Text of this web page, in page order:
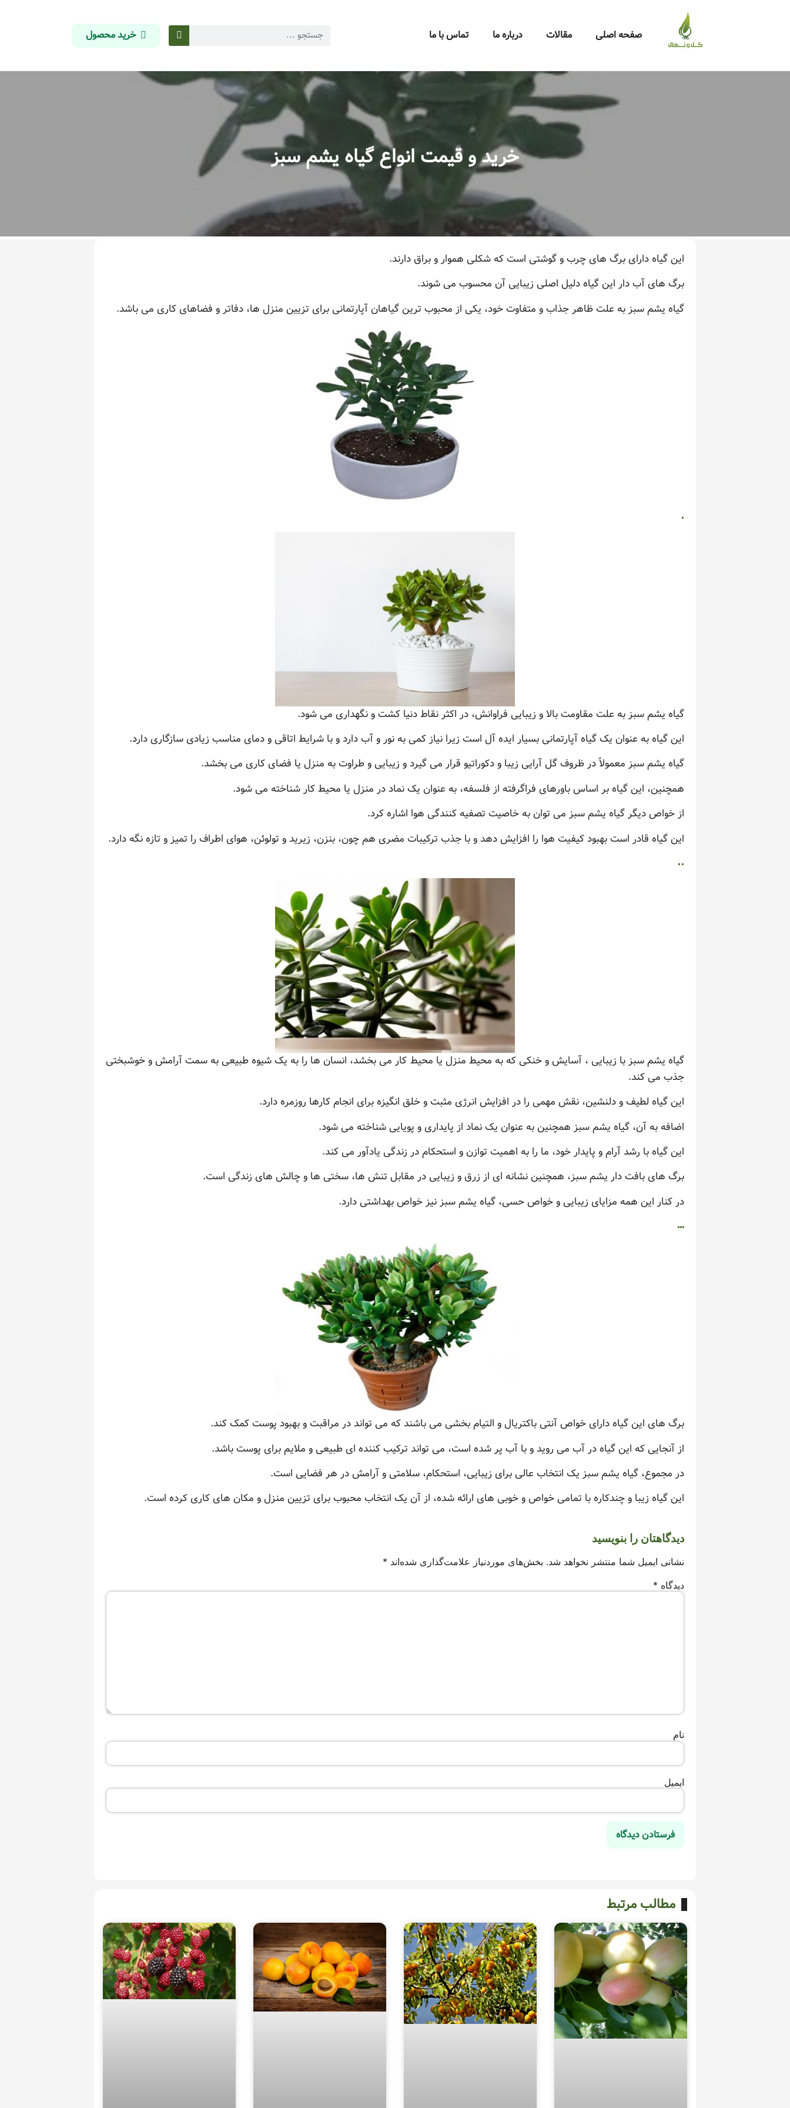
صفحه اصلی مقالات درباره ما تماس با ما خرید محصول
خرید و قیمت انواع گیاه یشم سبز
این گیاه دارای برگ های چرب و گوشتی است که شکلی هموار و براق دارند.
برگ های آب دار این گیاه دلیل اصلی زیبایی آن محسوب می شوند.
گیاه یشم سبز به علت ظاهر جذاب و متفاوت خود، یکی از محبوب ترین گیاهان آپارتمانی برای تزیین منزل ها، دفاتر و فضاهای کاری می باشد.
.
گیاه یشم سبز به علت مقاومت بالا و زیبایی فراوانش، در اکثر نقاط دنیا کشت و نگهداری می شود.
این گیاه به عنوان یک گیاه آپارتمانی بسیار ایده آل است زیرا نیاز کمی به نور و آب دارد و با شرایط اتاقی و دمای مناسب زیادی سازگاری دارد.
گیاه یشم سبز معمولاً در ظروف گل آرایی زیبا و دکوراتیو قرار می گیرد و زیبایی و طراوت به منزل یا فضای کاری می بخشد.
همچنین، این گیاه بر اساس باورهای فراگرفته از فلسفه، به عنوان یک نماد در منزل یا محیط کار شناخته می شود.
از خواص دیگر گیاه یشم سبز می توان به خاصیت تصفیه کنندگی هوا اشاره کرد.
این گیاه قادر است بهبود کیفیت هوا را افزایش دهد و با جذب ترکیبات مضری هم چون، بنزن، زیرید و تولوئن، هوای اطراف را تمیز و تازه نگه دارد.
..
گیاه یشم سبز با زیبایی ، آسایش و خنکی که به محیط منزل یا محیط کار می بخشد، انسان ها را به یک شیوه طبیعی به سمت آرامش و خوشبختی
جذب می کند.
این گیاه لطیف و دلنشین، نقش مهمی را در افزایش انرژی مثبت و خلق انگیزه برای انجام کارها روزمره دارد.
اضافه به آن، گیاه یشم سبز همچنین به عنوان یک نماد از پایداری و پویایی شناخته می شود.
این گیاه با رشد آرام و پایدار خود، ما را به اهمیت توازن و استحکام در زندگی یادآور می کند.
برگ های بافت دار یشم سبز، همچنین نشانه ای از زرق و زیبایی در مقابل تنش ها، سختی ها و چالش های زندگی است.
در کنار این همه مزایای زیبایی و خواص حسی، گیاه یشم سبز نیز خواص بهداشتی دارد.
…
برگ های این گیاه دارای خواص آنتی باکتریال و التیام بخشی می باشند که می تواند در مراقبت و بهبود پوست کمک کند.
از آنجایی که این گیاه در آب می روید و با آب پر شده است، می تواند ترکیب کننده ای طبیعی و ملایم برای پوست باشد.
در مجموع، گیاه یشم سبز یک انتخاب عالی برای زیبایی، استحکام، سلامتی و آرامش در هر فضایی است.
این گیاه زیبا و چندکاره با تمامی خواص و خوبی های ارائه شده، از آن یک انتخاب محبوب برای تزیین منزل و مکان های کاری کرده است.
دیدگاهتان را بنویسید
نشانی ایمیل شما منتشر نخواهد شد. بخش‌های موردنیاز علامت‌گذاری شده‌اند *
دیدگاه *
نام
ایمیل
مطالب مرتبط